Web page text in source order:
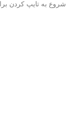
شروع به تایپ کردن